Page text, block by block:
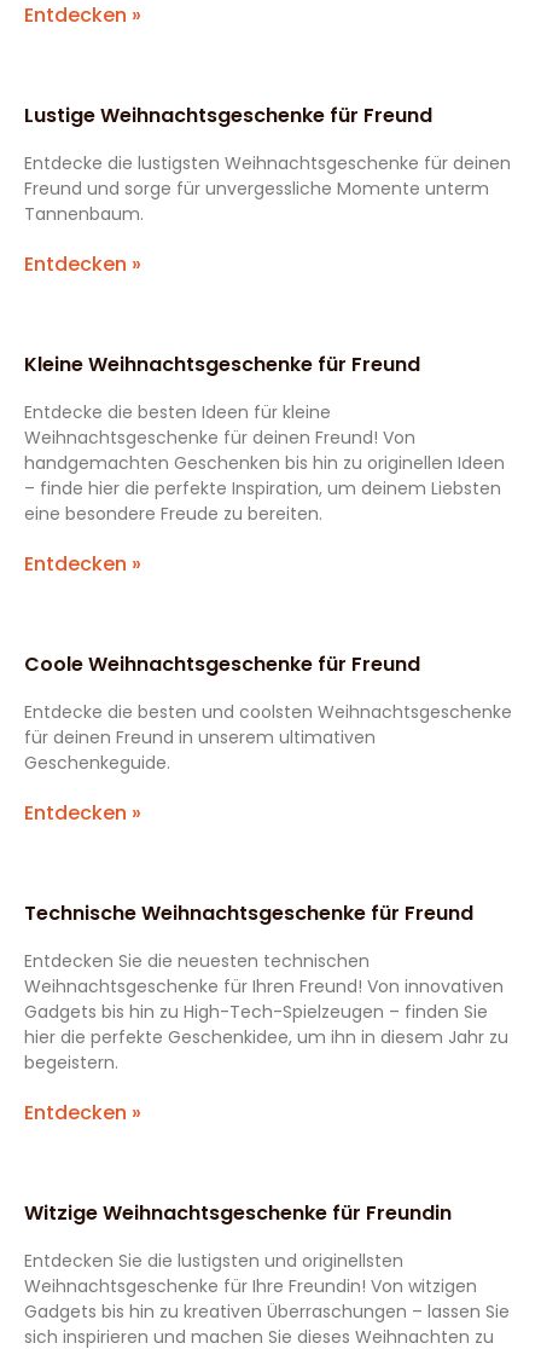
Entdecken »
Lustige Weihnachtsgeschenke für Freund
Entdecke die lustigsten Weihnachtsgeschenke für deinen
Freund und sorge für unvergessliche Momente unterm
Tannenbaum.
Entdecken »
Kleine Weihnachtsgeschenke für Freund
Entdecke die besten Ideen für kleine
Weihnachtsgeschenke für deinen Freund! Von
handgemachten Geschenken bis hin zu originellen Ideen
– finde hier die perfekte Inspiration, um deinem Liebsten
eine besondere Freude zu bereiten.
Entdecken »
Coole Weihnachtsgeschenke für Freund
Entdecke die besten und coolsten Weihnachtsgeschenke
für deinen Freund in unserem ultimativen
Geschenkeguide.
Entdecken »
Technische Weihnachtsgeschenke für Freund
Entdecken Sie die neuesten technischen
Weihnachtsgeschenke für Ihren Freund! Von innovativen
Gadgets bis hin zu High-Tech-Spielzeugen – finden Sie
hier die perfekte Geschenkidee, um ihn in diesem Jahr zu
begeistern.
Entdecken »
Witzige Weihnachtsgeschenke für Freundin
Entdecken Sie die lustigsten und originellsten
Weihnachtsgeschenke für Ihre Freundin! Von witzigen
Gadgets bis hin zu kreativen Überraschungen – lassen Sie
sich inspirieren und machen Sie dieses Weihnachten zu